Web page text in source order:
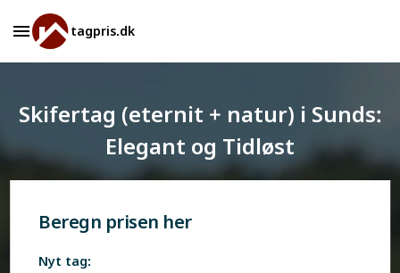
tagpris.dk
Skifertag (eternit + natur) i Sunds:
Elegant og Tidløst
Beregn prisen her
Nyt tag: